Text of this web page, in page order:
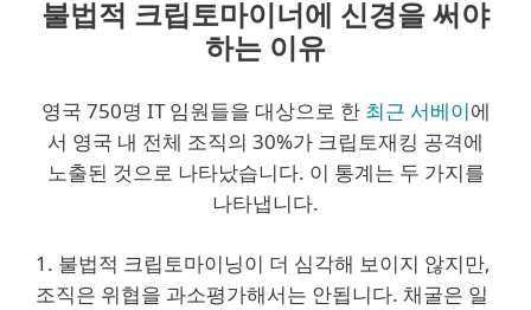
불법적 크립토마이너에 신경을 써야
하는 이유
영국 750명 IT 임원들을 대상으로 한 최근 서베이에
서 영국 내 전체 조직의 30%가 크립토재킹 공격에
노출된 것으로 나타났습니다. 이 통계는 두 가지를
나타냅니다.
1. 불법적 크립토마이닝이 더 심각해 보이지 않지만,
조직은 위협을 과소평가해서는 안됩니다. 채굴은 일